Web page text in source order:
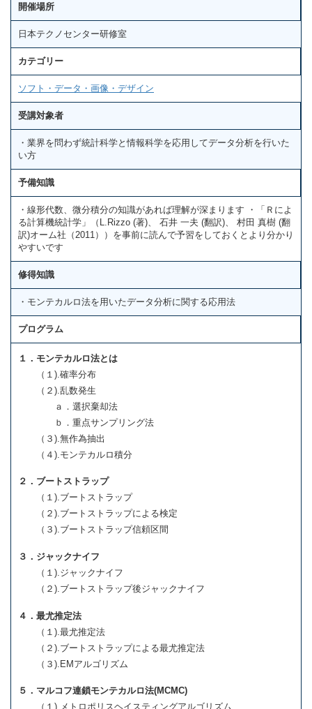
開催場所
日本テクノセンター研修室
カテゴリー
ソフト・データ・画像・デザイン
受講対象者
・業界を問わず統計科学と情報科学を応用してデータ分析を行いた
い方
予備知識
・線形代数、微分積分の知識があれば理解が深まります ・「Ｒによ
る計算機統計学」（L.Rizzo (著)、 石井 一夫 (翻訳)、 村田 真樹 (翻
訳)オーム社（2011））を事前に読んで予習をしておくとより分かり
やすいです
修得知識
・モンテカルロ法を用いたデータ分析に関する応用法
プログラム
１．モンテカルロ法とは
（１).確率分布
（２).乱数発生
ａ．選択棄却法
ｂ．重点サンプリング法
（３).無作為抽出
（４).モンテカルロ積分
２．ブートストラップ
（１).ブートストラップ
（２).ブートストラップによる検定
（３).ブートストラップ信頼区間
３．ジャックナイフ
（１).ジャックナイフ
（２).ブートストラップ後ジャックナイフ
４．最尤推定法
（１).最尤推定法
（２).ブートストラップによる最尤推定法
（３).EMアルゴリズム
５．マルコフ連鎖モンテカルロ法(MCMC)
（１).メトロポリスヘイスティングアルゴリズム